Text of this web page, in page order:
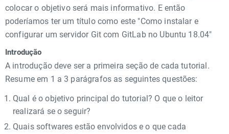
colocar o objetivo será mais informativo. E então
poderíamos ter um título como este "Como instalar e
configurar um servidor Git com GitLab no Ubuntu 18.04"
Introdução
A introdução deve ser a primeira seção de cada tutorial.
Resume em 1 a 3 parágrafos as seguintes questões:
Qual é o objetivo principal do tutorial? O que o leitor
realizará se o seguir?
Quais softwares estão envolvidos e o que cada